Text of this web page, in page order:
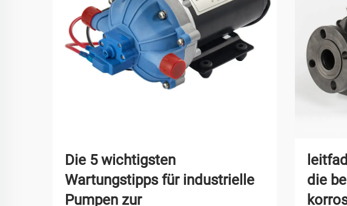
Die 5 wichtigsten
Wartungstipps für industrielle
Pumpen zur
die